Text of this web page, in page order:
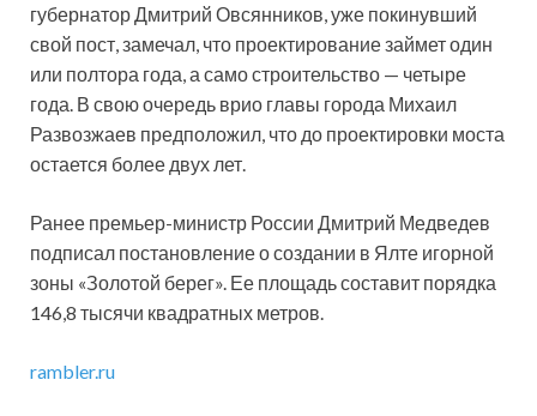
губернатор Дмитрий Овсянников, уже покинувший
свой пост, замечал, что проектирование займет один
или полтора года, а само строительство — четыре
года. В свою очередь врио главы города Михаил
Развозжаев предположил, что до проектировки моста
остается более двух лет.
Ранее премьер-министр России Дмитрий Медведев
подписал постановление о создании в Ялте игорной
зоны «Золотой берег». Ее площадь составит порядка
146,8 тысячи квадратных метров.
rambler.ru